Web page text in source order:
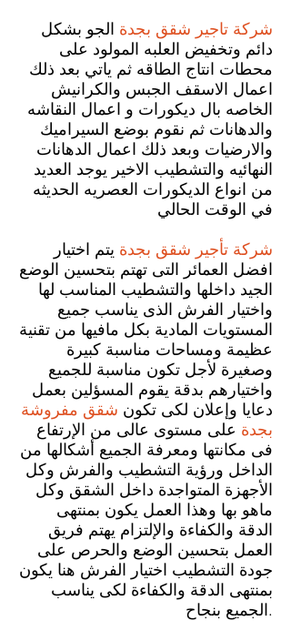
شركة تاجير شقق بجدة الجو بشكل
دائم وتخفيض العلبه المولود على
محطات انتاج الطاقه ثم ياتي بعد ذلك
اعمال الاسقف الجبس والكرانيش
الخاصه بال ديكورات و اعمال النقاشه
والدهانات ثم نقوم بوضع السيراميك
والارضيات وبعد ذلك اعمال الدهانات
النهائيه والتشطيب الاخير يوجد العديد
من انواع الديكورات العصريه الحديثه
في الوقت الحالي
شركة تأجير شقق بجدة يتم اختيار
افضل العمائر التى تهتم بتحسين الوضع
الجيد داخلها والتشطيب المناسب لها
واختيار الفرش الذى يناسب جميع
المستويات المادية بكل مافيها من تقنية
عظيمة ومساحات مناسبة كبيرة
وصغيرة لأجل تكون مناسبة للجميع
واختيارهم بدقة يقوم المسؤلين بعمل
دعايا وإعلان لكى تكون شقق مفروشة
بجدة على مستوى عالى من الإرتفاع
فى مكانتها ومعرفة الجميع أشكالها من
الداخل ورؤية التشطيب والفرش وكل
الأجهزة المتواجدة داخل الشقق وكل
ماهو بها وهذا العمل يكون بمنتهى
الدقة والكفاءة والإلتزام يهتم فريق
العمل بتحسين الوضع والحرص على
جودة التشطيب اختيار الفرش هنا يكون
بمنتهى الدقة والكفاءة لكى يناسب
الجميع بنجاح.